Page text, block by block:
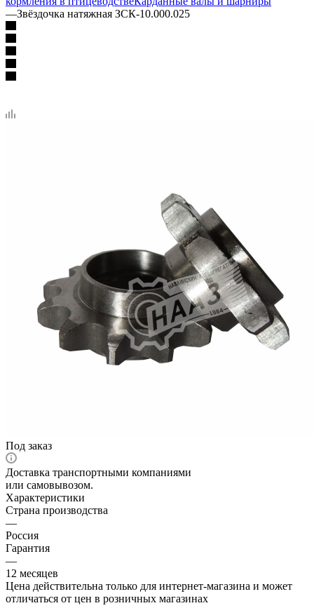
—Звёздочка натяжная ЗСК-10.000.025
Под заказ
Доставка транспортными компаниями
или самовывозом.
Характеристики
Страна производства
—
Россия
Гарантия
—
12 месяцев
Цена действительна только для интернет-магазина и может
отличаться от цен в розничных магазинах